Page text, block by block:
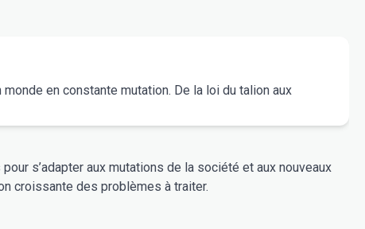
en constante mutation. De la loi du talion aux
s’adapter aux mutations de la société et aux nouveaux
croissante des problèmes à traiter.